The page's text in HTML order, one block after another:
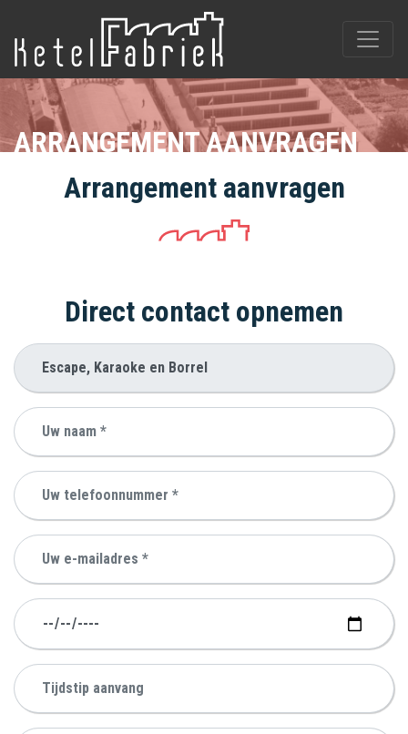
ARRANGEMENT AANVRAGEN
Arrangement aanvragen
Direct contact opnemen